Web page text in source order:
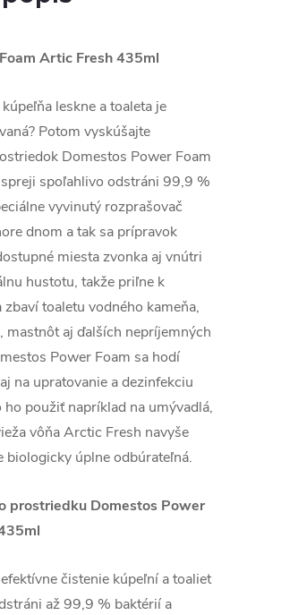
Artic Fresh 435ml
leskne a toaleta je
Potom vyskúšajte
Domestos Power Foam
spoľahlivo odstráni 99,9 %
vyvinutý rozprašovač
dnom a tak sa prípravok
miesta zvonka aj vnútri
hustotu, takže priľne k
toaletu vodného kameňa,
mastnôt aj ďalších nepríjemných
Power Foam sa hodí
na upratovanie a dezinfekciu
použiť napríklad na umývadlá,
vôňa Arctic Fresh navyše
biologicky úplne odbúrateľná.
prostriedku Domestos Power
čistenie kúpeľní a toaliet
až 99,9 % baktérií a